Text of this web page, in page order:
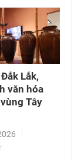
Lắk,
văn hóa
Tây